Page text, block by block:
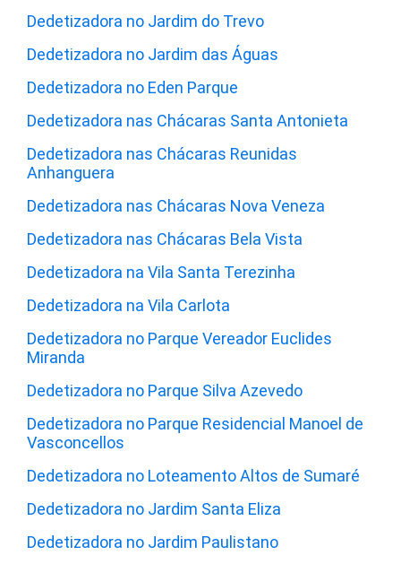
Dedetizadora no Jardim do Trevo
Dedetizadora no Jardim das Águas
Dedetizadora no Eden Parque
Dedetizadora nas Chácaras Santa Antonieta
Dedetizadora nas Chácaras Reunidas
Anhanguera
Dedetizadora nas Chácaras Nova Veneza
Dedetizadora nas Chácaras Bela Vista
Dedetizadora na Vila Santa Terezinha
Dedetizadora na Vila Carlota
Dedetizadora no Parque Vereador Euclides
Miranda
Dedetizadora no Parque Silva Azevedo
Dedetizadora no Parque Residencial Manoel de
Vasconcellos
Dedetizadora no Loteamento Altos de Sumaré
Dedetizadora no Jardim Santa Eliza
Dedetizadora no Jardim Paulistano